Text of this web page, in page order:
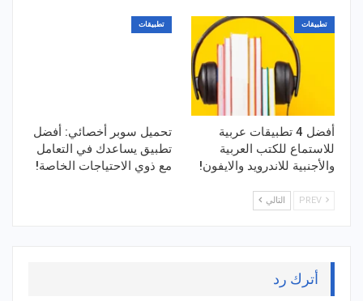
تطبيقات
أفضل 4 تطبيقات عربية
للاستماع للكتب العربية
والأجنبية للاندرويد والايفون!
تطبيقات
تحميل سوبر أخصائي: أفضل
تطبيق يساعدك في التعامل
مع ذوي الاحتياجات الخاصة!
التالي
أترك رد